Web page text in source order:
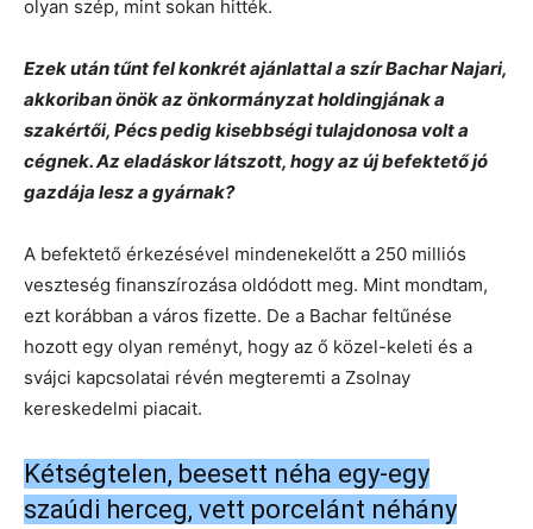
olyan szép, mint sokan hitték.
Ezek után tűnt fel konkrét ajánlattal a szír Bachar Najari,
akkoriban önök az önkormányzat holdingjának a
szakértői, Pécs pedig kisebbségi tulajdonosa volt a
cégnek. Az eladáskor látszott, hogy az új befektető jó
gazdája lesz a gyárnak?
A befektető érkezésével mindenekelőtt a 250 milliós
veszteség finanszírozása oldódott meg. Mint mondtam,
ezt korábban a város fizette. De a Bachar feltűnése
hozott egy olyan reményt, hogy az ő közel-keleti és a
svájci kapcsolatai révén megteremti a Zsolnay
kereskedelmi piacait.
Kétségtelen, beesett néha egy-egy
szaúdi herceg, vett porcelánt néhány